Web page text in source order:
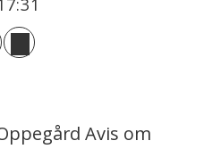
Avis om